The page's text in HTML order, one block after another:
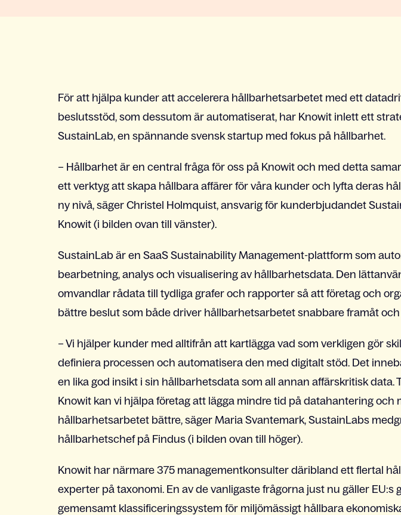
För att hjälpa kunder att accelerera hållbarhetsarbetet med ett
beslutsstöd, som dessutom är automatiserat, har Knowit inlett ett
SustainLab, en spännande svensk startup med fokus på hållbarhet.
– Hållbarhet är en central fråga för oss på Knowit och med detta
ett verktyg att skapa hållbara affärer för våra kunder och lyfta deras
ny nivå, säger Christel Holmquist, ansvarig för kunderbjudandet
Knowit (i bilden ovan till vänster).
SustainLab är en SaaS Sustainability Management-plattform som
bearbetning, analys och visualisering av hållbarhetsdata. Den
omvandlar rådata till tydliga grafer och rapporter så att företag och
bättre beslut som både driver hållbarhetsarbetet snabbare framåt
– Vi hjälper kunder med alltifrån att kartlägga vad som verkligen gör
definiera processen och automatisera den med digitalt stöd. Det
en lika god insikt i sin hållbarhetsdata som all annan affärskritisk data.
Knowit kan vi hjälpa företag att lägga mindre tid på datahantering och
hållbarhetsarbetet bättre, säger Maria Svantemark, SustainLabs
hållbarhetschef på Findus (i bilden ovan till höger).
Knowit har närmare 375 managementkonsulter däribland ett flertal
experter på taxonomi. En av de vanligaste frågorna just nu gäller EU:s
gemensamt klassificeringssystem för miljömässigt hållbara